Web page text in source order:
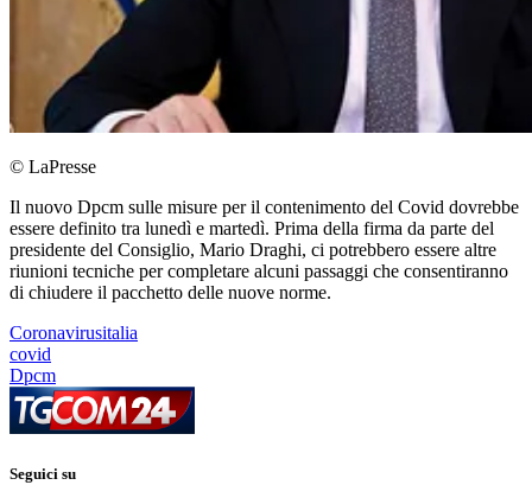
© LaPresse
Il nuovo Dpcm sulle misure per il contenimento del Covid dovrebbe
essere definito tra lunedì e martedì. Prima della firma da parte del
presidente del Consiglio, Mario Draghi, ci potrebbero essere altre
riunioni tecniche per completare alcuni passaggi che consentiranno
di chiudere il pacchetto delle nuove norme.
Coronavirusitalia
covid
Dpcm
Seguici su